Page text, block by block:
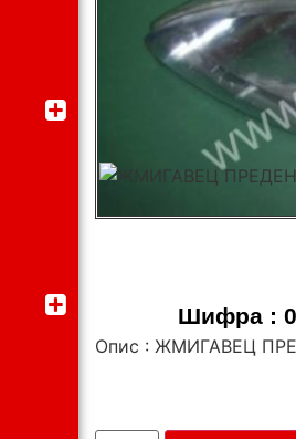
Шифра :
Опис : ЖМИГАВЕЦ